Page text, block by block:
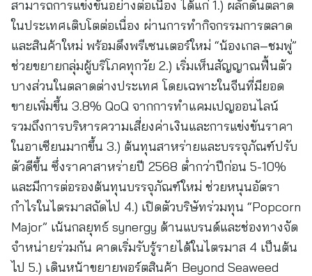
สามารถการแข่งขันอย่างต่อเนื่อง ได้แก่ 1.) ผลักดันตลาด
ในประเทศเติบโตต่อเนื่อง ผ่านการทำกิจกรรมการตลาด
และสินค้าใหม่ พร้อมดึงพรีเซนเตอร์ใหม่ “น้องเกล–ชมพู่”
ช่วยขยายกลุ่มผู้บริโภคทุกวัย 2.) เริ่มเห็นสัญญาณฟื้นตัว
บางส่วนในตลาดต่างประเทศ โดยเฉพาะในจีนที่มียอด
ขายเพิ่มขึ้น 3.8% QoQ จากการทำแคมเปญออนไลน์
รวมถึงการบริหารความเสี่ยงค่าเงินและการแข่งขันราคา
ในอาเซียนมากขึ้น 3.) ต้นทุนสาหร่ายและบรรจุภัณฑ์ปรับ
ตัวดีขึ้น ซึ่งราคาสาหร่ายปี 2568 ต่ำกว่าปีก่อน 5-10%
และมีการต่อรองต้นทุนบรรจุภัณฑ์ใหม่ ช่วยหนุนอัตรา
กำไรในไตรมาสถัดไป 4.) เปิดตัวบริษัทร่วมทุน “Popcorn
Major” เน้นกลยุทธ์ synergy ด้านแบรนด์และช่องทางจัด
จำหน่ายร่วมกัน คาดเริ่มรับรู้รายได้ในไตรมาส 4 เป็นต้น
ไป 5.) เดินหน้าขยายพอร์ตสินค้า Beyond Seaweed